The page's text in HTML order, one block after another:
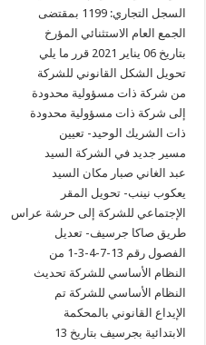
السجل التجاري: 1199 بمقتضى
الجمع العام الاستثنائي المؤرخ
بتاريخ 06 يناير 2021 قرر ما يلي
تحويل الشكل القانوني للشركة
من شركة ذات مسؤولية محدودة
إلى شركة ذات مسؤولية محدودة
ذات الشريك الوحيد- تعيين
مسير جديد في الشركة السيد
عبد الغاني صبار مكان السيد
يعكوب نينب- تحويل المقر
الإجتماعي للشركة إلى حرشة عراس
طريق صاكا جرسيف- تعديل
الفصول رقم 13-7-4-3-1 من
النظام الأساسي للشركة تحديث
النظام الأساسي للشركة تم
الإيداع القانوني بالمحكمة
الابتدائية بجرسيف بتاريخ 13